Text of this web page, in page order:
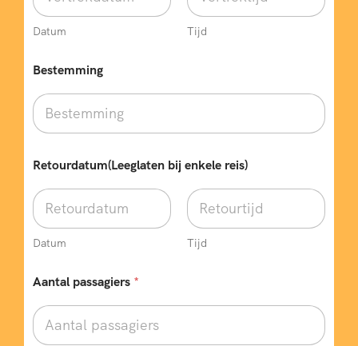
Datum Tijd
Bestemming
Retourdatum(Leeglaten bij enkele reis)
Datum Tijd
u
v
e
Aantal passagiers *